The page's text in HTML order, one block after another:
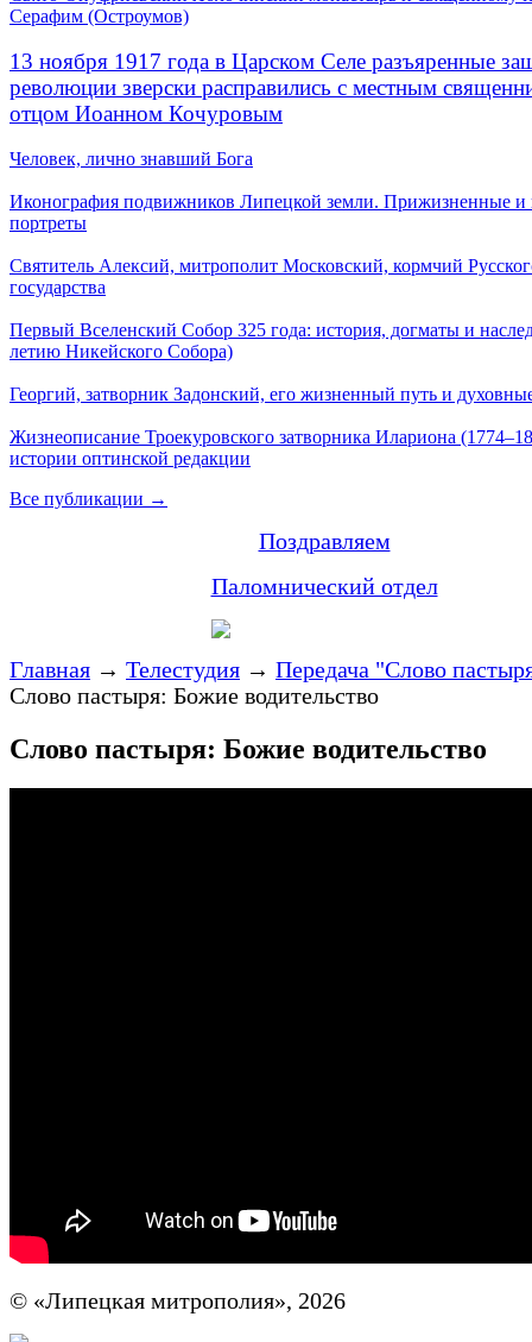
Серафим (Остроумов)
13 ноября 1917 года в Царском Селе разъяренные
революции зверски расправились с местным
отцом Иоанном Кочуровым
Человек, лично знавший Бога
Иконография подвижников Липецкой земли. Прижизненные и
портреты
Святитель Алексий, митрополит Московский, кормчий
государства
Первый Вселенский Собор 325 года: история, догматы и
летию Никейского Собора)
Георгий, затворник Задонский, его жизненный путь и
Жизнеописание Троекуровского затворника Илариона
истории оптинской редакции
Все публикации →
Поздравляем
Паломнический отдел
Главная → Телестудия → Передача "Слово
Слово пастыря: Божие водительство
Слово пастыря: Божие водительство
© «Липецкая митрополия», 2026